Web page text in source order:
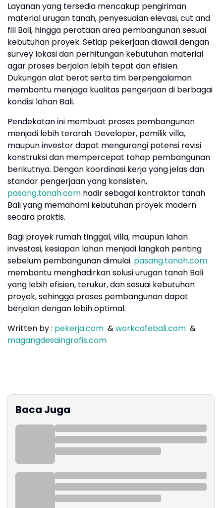
Layanan yang tersedia mencakup pengiriman
material urugan tanah, penyesuaian elevasi, cut and
fill Bali, hingga perataan area pembangunan sesuai
kebutuhan proyek. Setiap pekerjaan diawali dengan
survey lokasi dan perhitungan kebutuhan material
agar proses berjalan lebih tepat dan efisien.
Dukungan alat berat serta tim berpengalaman
membantu menjaga kualitas pengerjaan di berbagai
kondisi lahan Bali.
Pendekatan ini membuat proses pembangunan
menjadi lebih terarah. Developer, pemilik villa,
maupun investor dapat mengurangi potensi revisi
konstruksi dan mempercepat tahap pembangunan
berikutnya. Dengan koordinasi kerja yang jelas dan
standar pengerjaan yang konsisten,
pasang.tanah.com hadir sebagai kontraktor tanah
Bali yang memahami kebutuhan proyek modern
secara praktis.
Bagi proyek rumah tinggal, villa, maupun lahan
investasi, kesiapan lahan menjadi langkah penting
sebelum pembangunan dimulai. pasang.tanah.com
membantu menghadirkan solusi urugan tanah Bali
yang lebih efisien, terukur, dan sesuai kebutuhan
proyek, sehingga proses pembangunan dapat
berjalan dengan lebih optimal.
Written by : pekerja.com &workcafebali.com &
magangdesaingrafis.com
Baca Juga